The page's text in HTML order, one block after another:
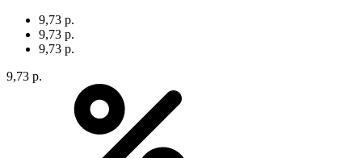
9,73 р.
9,73 р.
9,73 р.
9,73 р.